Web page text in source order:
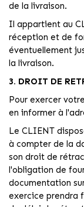
de la livraison.
Il appartient au
réception et de
éventuellement
la livraison.
3. DROIT DE
Pour exercer
en informer à
Le CLIENT
à compter de la
son droit de
l'obligation de
documentation
exercice prendra